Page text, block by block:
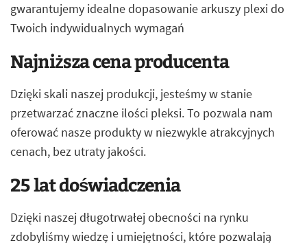
gwarantujemy idealne dopasowanie arkuszy plexi do
Twoich indywidualnych wymagań
Najniższa cena producenta
Dzięki skali naszej produkcji, jesteśmy w stanie
przetwarzać znaczne ilości pleksi. To pozwala nam
oferować nasze produkty w niezwykle atrakcyjnych
cenach, bez utraty jakości.
25 lat doświadczenia
Dzięki naszej długotrwałej obecności na rynku
zdobyliśmy wiedzę i umiejętności, które pozwalają